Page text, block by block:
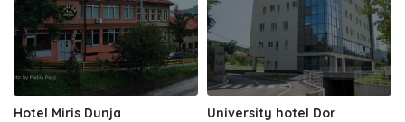
Hotel Miris Dunja University hotel Dor